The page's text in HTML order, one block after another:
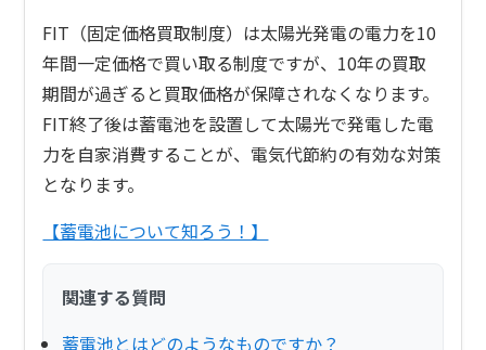
FIT（固定価格買取制度）は太陽光発電の電力を10
年間一定価格で買い取る制度ですが、10年の買取
期間が過ぎると買取価格が保障されなくなります。
FIT終了後は蓄電池を設置して太陽光で発電した電
力を自家消費することが、電気代節約の有効な対策
となります。
【蓄電池について知ろう！】
関連する質問
蓄電池とはどのようなものですか？